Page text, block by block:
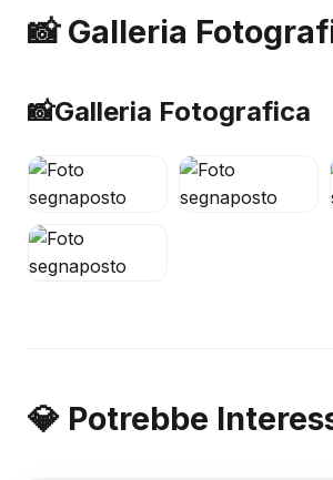
📸 Galleria
📸Galleria Fotografica
💎 Potrebbe